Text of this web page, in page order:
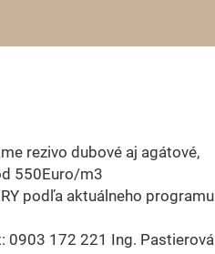
rezivo dubové aj agátové,
550Euro/m3
podľa aktuálneho programu
0903 172 221 Ing. Pastierová